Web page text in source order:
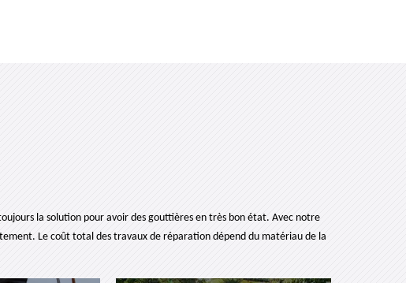
la solution pour avoir des gouttières en très bon état. Avec notre
Le coût total des travaux de réparation dépend du matériau de la